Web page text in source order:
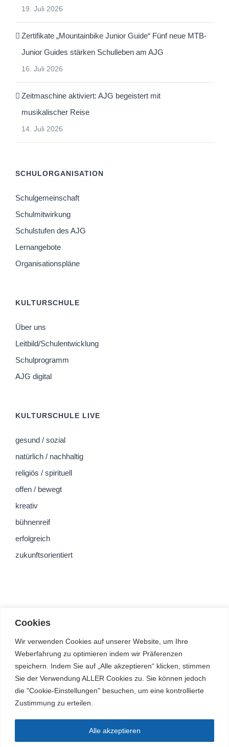
Cookies
Wir verwenden Cookies auf unserer Website, um Ihre
Weberfahrung zu optimieren indem wir Präferenzen
speichern. Indem Sie auf „Alle akzeptieren“ klicken, stimmen
Sie der Verwendung ALLER Cookies zu. Sie können jedoch
die "Cookie-Einstellungen" besuchen, um eine kontrollierte
Zustimmung zu erteilen.
Alle akzeptieren
19. Juli 2026
Zertifikate „Mountainbike Junior Guide“ Fünf neue MTB-
Junior Guides stärken Schulleben am AJG
16. Juli 2026
Zeitmaschine aktiviert: AJG begeistert mit
musikalischer Reise
14. Juli 2026
SCHULORGANISATION
Schulgemeinschaft
Schulmitwirkung
Schulstufen des AJG
Lernangebote
Organisationspläne
KULTURSCHULE
Über uns
Leitbild/Schulentwicklung
Schulprogramm
AJG digital
KULTURSCHULE LIVE
gesund / sozial
natürlich / nachhaltig
religiös / spirituell
offen / bewegt
kreativ
bühnenreif
erfolgreich
zukunftsorientiert
© Arnold-Janssen-Gymnasium | Alle Rechte vorbehalten |